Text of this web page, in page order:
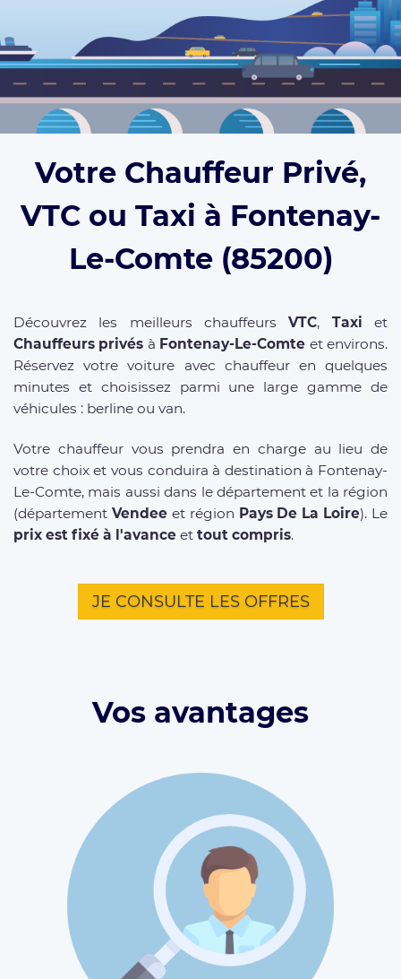
Votre Chauffeur Privé,
VTC ou Taxi à Fontenay-
Le-Comte (85200)
Découvrez les meilleurs chauffeursVTC, Taxi et
Chauffeurs privés à Fontenay-Le-Comte et environs.
Réservez votre voiture avec chauffeur en quelques
minutes et choisissez parmi une large gamme de
véhicules : berline ou van.
Votre chauffeur vous prendra en charge au lieu de
votre choix et vous conduira à destination à Fontenay-
Le-Comte, mais aussi dans le département et la région
(département Vendeeet région Pays De La Loire). Le
prix est fixé à l'avance et tout compris.
JE CONSULTE LES OFFRES
Vos avantages